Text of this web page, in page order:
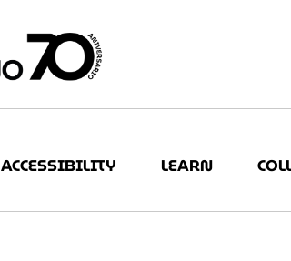
ACCESSIBILITY LEARN